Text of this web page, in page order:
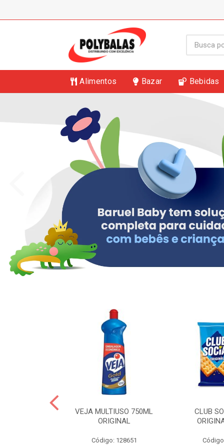
Alimentos Bazar Bebidas
VEJA MULTIUSO 750ML
ORIGINAL
Código: 128651
CLUB